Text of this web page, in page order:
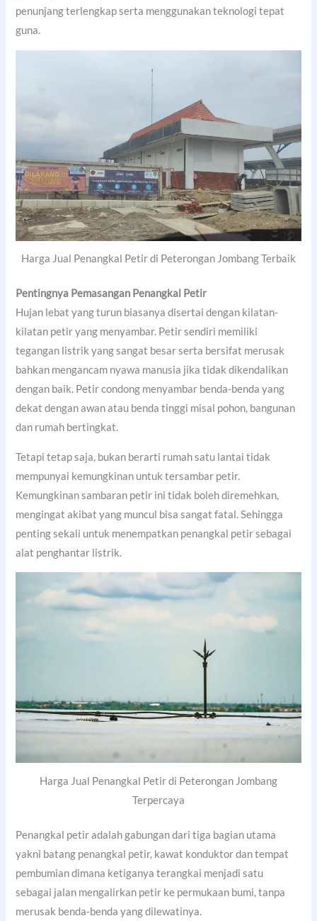
penunjang terlengkap serta menggunakan teknologi tepat
guna.
Harga Jual Penangkal Petir di Peterongan Jombang Terbaik
Pentingnya Pemasangan Penangkal Petir
Hujan lebat yang turun biasanya disertai dengan kilatan-
kilatan petir yang menyambar. Petir sendiri memiliki
tegangan listrik yang sangat besar serta bersifat merusak
bahkan mengancam nyawa manusia jika tidak dikendalikan
dengan baik. Petir condong menyambar benda-benda yang
dekat dengan awan atau benda tinggi misal pohon, bangunan
dan rumah bertingkat.
Tetapi tetap saja, bukan berarti rumah satu lantai tidak
mempunyai kemungkinan untuk tersambar petir.
Kemungkinan sambaran petir ini tidak boleh diremehkan,
mengingat akibat yang muncul bisa sangat fatal. Sehingga
penting sekali untuk menempatkan penangkal petir sebagai
alat penghantar listrik.
Harga Jual Penangkal Petir di Peterongan Jombang
Terpercaya
Penangkal petir adalah gabungan dari tiga bagian utama
yakni batang penangkal petir, kawat konduktor dan tempat
pembumian dimana ketiganya terangkai menjadi satu
sebagai jalan mengalirkan petir ke permukaan bumi, tanpa
merusak benda-benda yang dilewatinya.